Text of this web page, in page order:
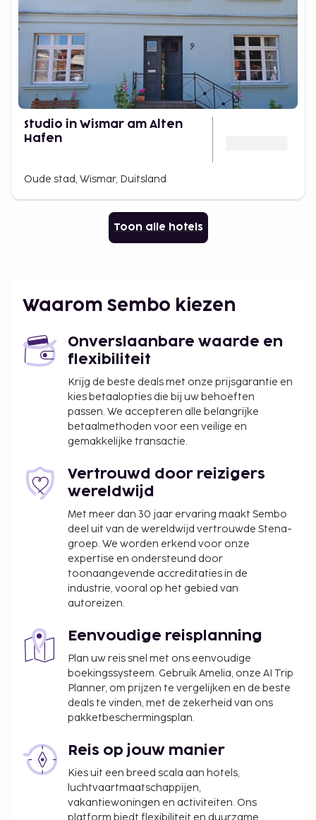
Studio in Wismar am Alten
Hafen
Oude stad, Wismar, Duitsland
Toon alle hotels
Waarom Sembo kiezen
Onverslaanbare waarde en
flexibiliteit
Krijg de beste deals met onze prijsgarantie en
kies betaalopties die bij uw behoeften
passen. We accepteren alle belangrijke
betaalmethoden voor een veilige en
gemakkelijke transactie.
Vertrouwd door reizigers
wereldwijd
Met meer dan 30 jaar ervaring maakt Sembo
deel uit van de wereldwijd vertrouwde Stena-
groep. We worden erkend voor onze
expertise en ondersteund door
toonaangevende accreditaties in de
industrie, vooral op het gebied van
autoreizen.
Eenvoudige reisplanning
Plan uw reis snel met ons eenvoudige
boekingssysteem. Gebruik Amelia, onze AI Trip
Planner, om prijzen te vergelijken en de beste
deals te vinden, met de zekerheid van ons
pakketbeschermingsplan.
Reis op jouw manier
Kies uit een breed scala aan hotels,
luchtvaartmaatschappijen,
vakantiewoningen en activiteiten. Ons
platform biedt flexibiliteit en duurzame